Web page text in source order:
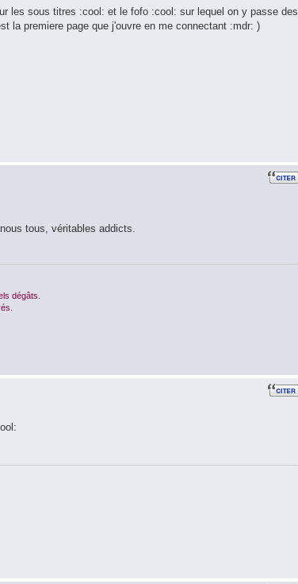
les sous titres :cool: et le fofo :cool: sur lequel on y passe des
la premiere page que j'ouvre en me connectant :mdr: )
tous, véritables addicts.
dégâts.